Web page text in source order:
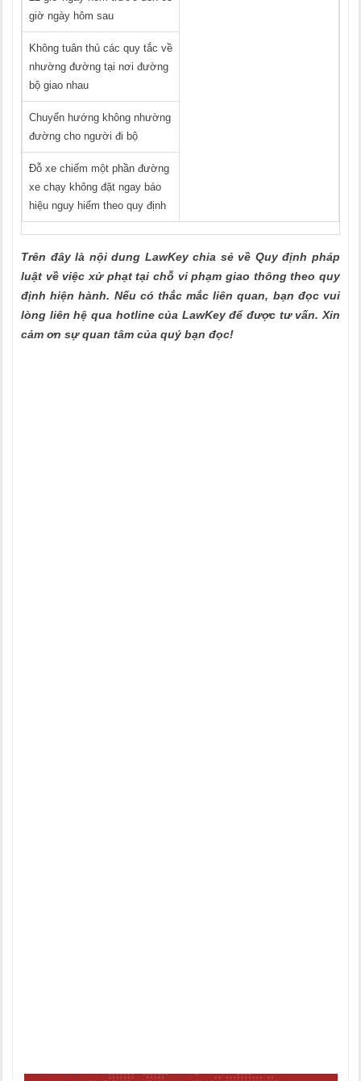
giờ ngày hôm sau
Không tuân thủ các quy tắc về
nhường đường tại nơi đường
bộ giao nhau
Chuyển hướng không nhường
đường cho người đi bộ
Đỗ xe chiếm một phần đường
xe chạy không đặt ngay báo
hiệu nguy hiểm theo quy định
Trên đây là nội dung LawKey chia sẻ về Quy định pháp
luật về việc xử phạt tại chỗ vi phạm giao thông theo quy
định hiện hành. Nếu có thắc mắc liên quan, bạn đọc vui
lòng liên hệ qua hotline của LawKey để được tư vấn. Xin
cảm ơn sự quan tâm của quý bạn đọc!